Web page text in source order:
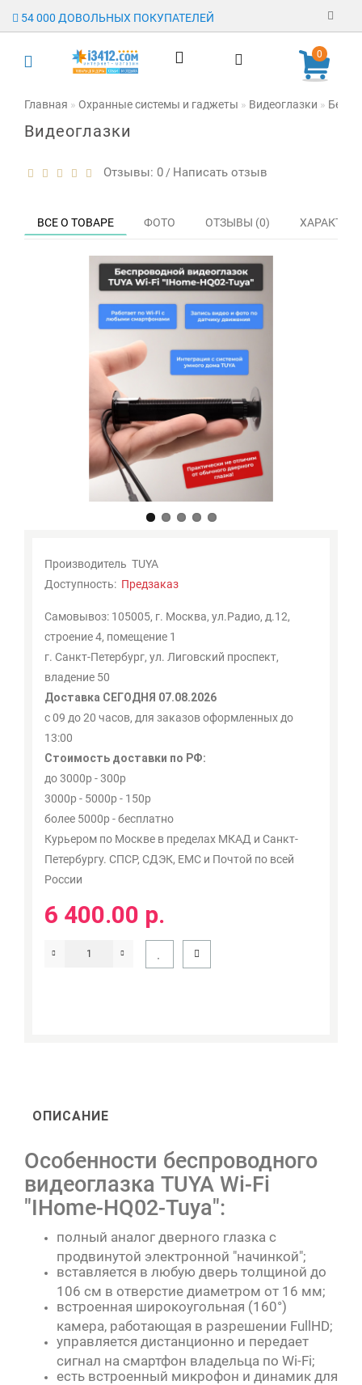
54 000 ДОВОЛЬНЫХ ПОКУПАТЕЛЕЙ
Регистрация
Авторизация
Отзывы
0
Главная Охранные системы и гаджеты Видеоглазки
Видеоглазки
Отзывы: 0 / Написать отзыв
ВСЕ О ТОВАРЕ ФОТО ОТЗЫВЫ (0)
Производитель TUYA
Доступность: Предзаказ
Самовывоз: 105005, г. Москва, ул.Радио, д.12,
строение 4, помещение 1
г. Санкт-Петербург, ул. Лиговский проспект,
владение 50
Доставка СЕГОДНЯ 07.08.2026
с 09 до 20 часов, для заказов оформленных до
13:00
Стоимость доставки по РФ:
до 3000р - 300р
3000р - 5000р - 150р
более 5000р - бесплатно
Курьером по Москве в пределах МКАД и Санкт-
Петербургу. СПСР, СДЭК, ЕМС и Почтой по всей
России
6 400.00 р.
ОПИСАНИЕ
Особенности беспроводного
видеоглазка TUYA Wi-Fi
"IHome-HQ02-Tuya":
полный аналог дверного глазка с
продвинутой электронной "начинкой";
вставляется в любую дверь толщиной до
106 см в отверстие диаметром от 16 мм;
встроенная широкоугольная (160°)
камера, работающая в разрешении FullHD;
управляется дистанционно и передает
сигнал на смартфон владельца по Wi-Fi;
есть встроенный микрофон и динамик для